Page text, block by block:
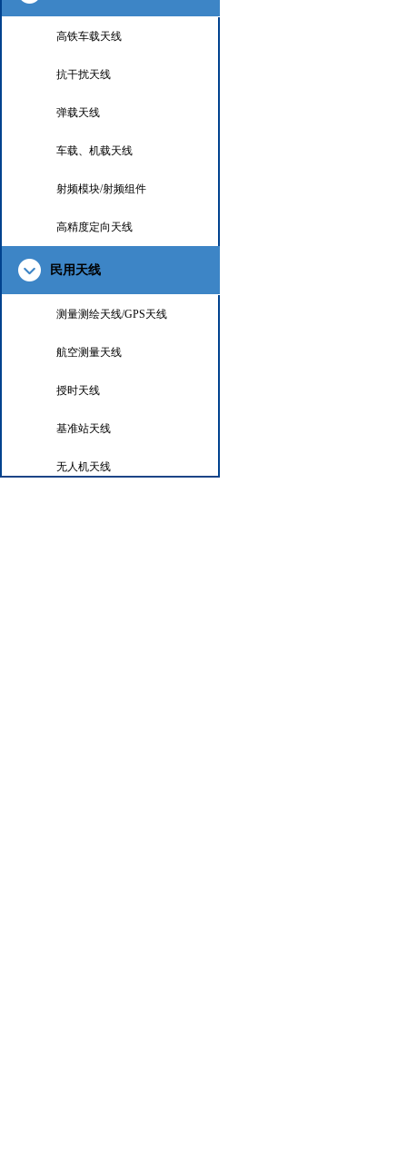
高铁车载天线
抗干扰天线
弹载天线
车载、机载天线
射频模块/射频组件
高精度定向天线
民用天线
测量测绘天线/GPS天线
航空测量天线
授时天线
基准站天线
无人机天线